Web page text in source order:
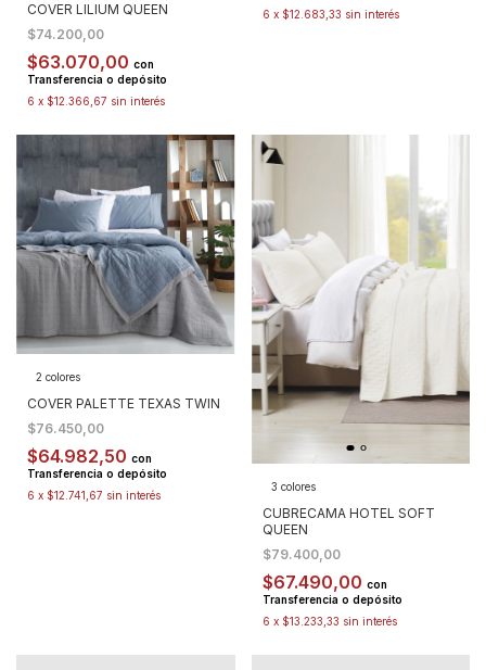
COVER LILIUM QUEEN
$74.200,00
$63.070,00 con
Transferencia o depósito
6 x $12.366,67 sin interés
6 x $12.683,33 sin interés
2 colores
COVER PALETTE TEXAS TWIN
$76.450,00
$64.982,50 con
Transferencia o depósito
6 x $12.741,67 sin interés
3 colores
CUBRECAMA HOTEL SOFT
QUEEN
$79.400,00
$67.490,00 con
Transferencia o depósito
6 x $13.233,33 sin interés